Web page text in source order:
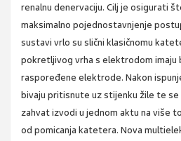
renalnu denervaciju. Cilj je osigurati
maksimalno pojednostavnjenje
sustavi vrlo su slični klasičnomu
pokretljivog vrha s elektrodom imaju
raspoređene elektrode. Nakon
bivaju pritisnute uz stijenku žile te
zahvat izvodi u jednom aktu na više
od pomicanja katetera. Nova